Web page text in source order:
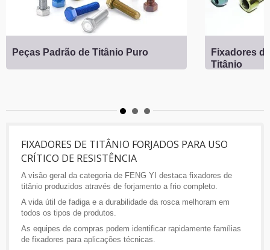
Peças Padrão de Titânio Puro
Fixadores
Titânio
FIXADORES DE TITÂNIO FORJADOS PARA USO
CRÍTICO DE RESISTÊNCIA
A visão geral da categoria de FENG YI destaca fixadores de
titânio produzidos através de forjamento a frio completo.
A vida útil de fadiga e a durabilidade da rosca melhoram em
todos os tipos de produtos.
As equipes de compras podem identificar rapidamente famílias
de fixadores para aplicações técnicas.